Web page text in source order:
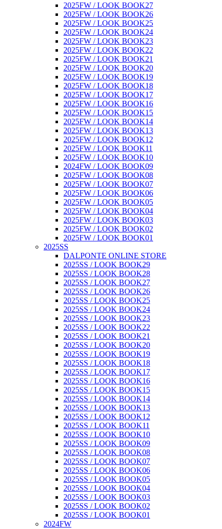
2025FW / LOOK BOOK27
2025FW / LOOK BOOK26
2025FW / LOOK BOOK25
2025FW / LOOK BOOK24
2025FW / LOOK BOOK23
2025FW / LOOK BOOK22
2025FW / LOOK BOOK21
2025FW / LOOK BOOK20
2025FW / LOOK BOOK19
2025FW / LOOK BOOK18
2025FW / LOOK BOOK17
2025FW / LOOK BOOK16
2025FW / LOOK BOOK15
2025FW / LOOK BOOK14
2025FW / LOOK BOOK13
2025FW / LOOK BOOK12
2025FW / LOOK BOOK11
2025FW / LOOK BOOK10
2024FW / LOOK BOOK09
2025FW / LOOK BOOK08
2025FW / LOOK BOOK07
2025FW / LOOK BOOK06
2025FW / LOOK BOOK05
2025FW / LOOK BOOK04
2025FW / LOOK BOOK03
2025FW / LOOK BOOK02
2025FW / LOOK BOOK01
2025SS
DALPONTE ONLINE STORE
2025SS / LOOK BOOK29
2025SS / LOOK BOOK28
2025SS / LOOK BOOK27
2025SS / LOOK BOOK26
2025SS / LOOK BOOK25
2025SS / LOOK BOOK24
2025SS / LOOK BOOK23
2025SS / LOOK BOOK22
2025SS / LOOK BOOK21
2025SS / LOOK BOOK20
2025SS / LOOK BOOK19
2025SS / LOOK BOOK18
2025SS / LOOK BOOK17
2025SS / LOOK BOOK16
2025SS / LOOK BOOK15
2025SS / LOOK BOOK14
2025SS / LOOK BOOK13
2025SS / LOOK BOOK12
2025SS / LOOK BOOK11
2025SS / LOOK BOOK10
2025SS / LOOK BOOK09
2025SS / LOOK BOOK08
2025SS / LOOK BOOK07
2025SS / LOOK BOOK06
2025SS / LOOK BOOK05
2025SS / LOOK BOOK04
2025SS / LOOK BOOK03
2025SS / LOOK BOOK02
2025SS / LOOK BOOK01
2024FW